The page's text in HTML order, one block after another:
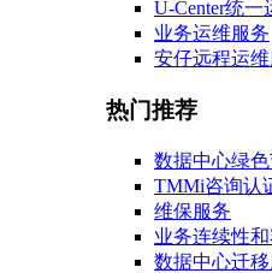
U-Center统一
业务运维服务
安仔远程运
热门推荐
数据中心绿
TMMi咨询认
维保服务
业务连续性
数据中心迁